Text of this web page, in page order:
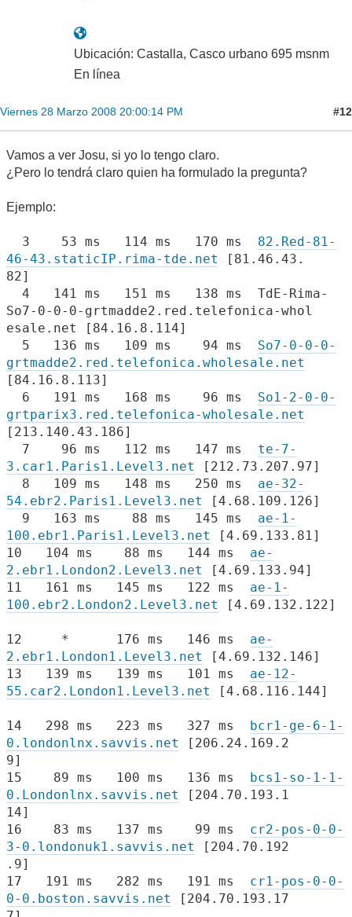
Ubicación: Castalla, Casco urbano 695 msnm
En línea
Viernes 28 Marzo 2008 20:00:14 PM #12
Vamos a ver Josu, si yo lo tengo claro.
¿Pero lo tendrá claro quien ha formulado la pregunta?
Ejemplo:
3 53 ms 114 ms 170 ms 82.Red-81-
46-43.staticIP.rima-tde.net
[81.46.43.
82]
4 141 ms 151 ms 138 ms TdE-Rima-
So7-0-0-0-grtmadde2.red.telefonica-whol
esale.net [84.16.8.114]
5 136 ms 109 ms 94 ms So7-0-0-0-
grtmadde2.red.telefonica.wholesale.net
[84.16.8.113]
6 191 ms 168 ms 96 ms So1-2-0-0-
grtparix3.red.telefonica-wholesale.net
[213.140.43.186]
7 96 ms 112 ms 147 ms te-7-
3.car1.Paris1.Level3.net
[212.73.207.97]
8 109 ms 148 ms 250 ms ae-32-
54.ebr2.Paris1.Level3.net
[4.68.109.126]
9 163 ms 88 ms 145 ms ae-1-
100.ebr1.Paris1.Level3.net
[4.69.133.81]
10 104 ms 88 ms 144 ms ae-
2.ebr1.London2.Level3.net
[4.69.133.94]
11 161 ms 145 ms 122 ms ae-1-
100.ebr2.London2.Level3.net
[4.69.132.122]
12 * 176 ms 146 ms ae-
2.ebr1.London1.Level3.net
[4.69.132.146]
13 139 ms 139 ms 101 ms ae-12-
55.car2.London1.Level3.net
[4.68.116.144]
14 298 ms 223 ms 327 ms bcr1-ge-6-1-
0.londonlnx.savvis.net
[206.24.169.2
9]
15 89 ms 100 ms 136 ms bcs1-so-1-1-
0.Londonlnx.savvis.net
[204.70.193.1
14]
16 83 ms 137 ms 99 ms cr2-pos-0-0-
3-0.londonuk1.savvis.net
[204.70.192
.9]
17 191 ms 282 ms 191 ms cr1-pos-0-0-
0-0.boston.savvis.net
[204.70.193.17